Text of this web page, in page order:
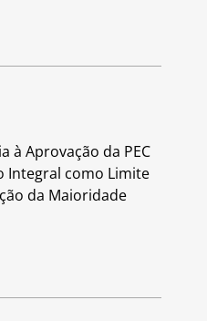
à Aprovação da PEC
Integral como Limite
da Maioridade